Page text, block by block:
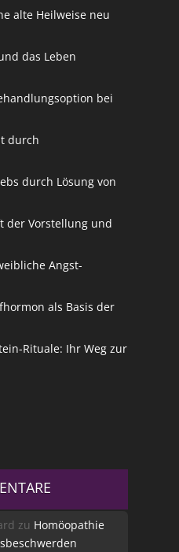
alte Heilweise neu
das Leben
bei
durch
durch Lösung von
der Vorstellung und
Angst-
als Basis der
Rituale: Ihr Weg zur
zu Homöopathie